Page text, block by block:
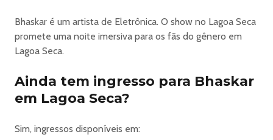
eletrônico ao tradicional forró. Prepare-se para dançar e
se divertir ao som de grandes hits.
📅
Classificação etária não especificada. Evento ao ar livre,
sujeito a condições climáticas.
Compre seu ingresso aqui
.
Bhaskar é um artista de Eletrônica. O show no Lagoa Seca
promete uma noite imersiva para os fãs do gênero em
Lagoa Seca.
Ainda tem ingresso para Bhaskar
em Lagoa Seca?
Sim, ingressos disponíveis em: